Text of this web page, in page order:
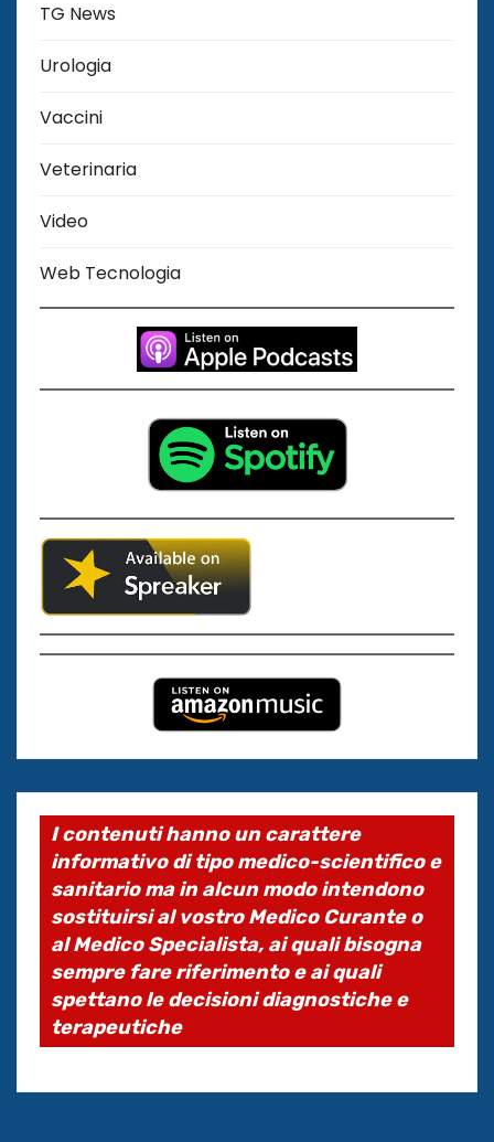
TG News
Urologia
Vaccini
Veterinaria
Video
Web Tecnologia
I contenuti hanno un carattere
informativo di tipo medico-scientifico e
sanitario ma in alcun modo intendono
sostituirsi al vostro Medico Curante o
al Medico Specialista, ai quali bisogna
sempre fare riferimento e ai quali
spettano le decisioni diagnostiche e
terapeutiche